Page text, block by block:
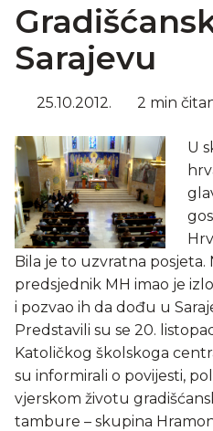
Sarajevu
25.10.2012. 2 min
U
Bila je to uzvratna posjeta.
predsjednik MH imao je
i pozvao ih da dođu u
Predstavili su se 20.
Katoličkog školskoga
su informirali o povijesti,
vjerskom životu
tambure – skupina